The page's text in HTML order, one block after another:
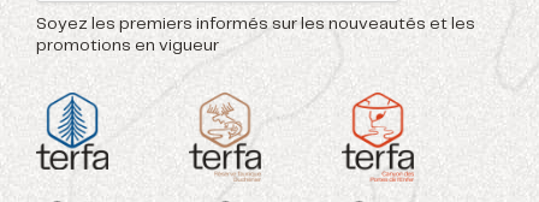
Soyez les premiers informés sur les nouveautés et les
promotions en vigueur